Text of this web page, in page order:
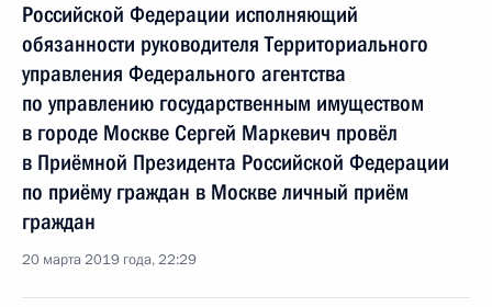
Российской Федерации исполняющий
обязанности руководителя Территориального
управления Федерального агентства
по управлению государственным имуществом
в городе Москве Сергей Маркевич провёл
в Приёмной Президента Российской Федерации
по приёму граждан в Москве личный приём
граждан
20 марта 2019 года, 22:29